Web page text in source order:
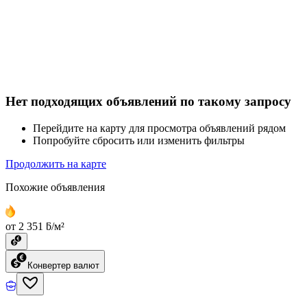
Нет подходящих объявлений по такому запросу
Перейдите на карту для просмотра объявлений рядом
Попробуйте сбросить или изменить фильтры
Продолжить на карте
Похожие объявления
от 2 351 ƃ/м²
Конвертер валют